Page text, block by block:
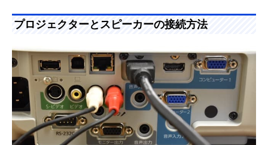
プロジェクターとスピーカーの接続方法